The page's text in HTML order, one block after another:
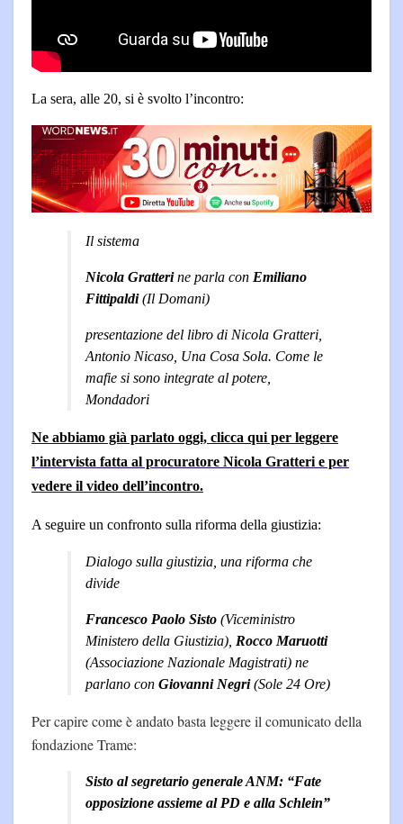
La sera, alle 20, si è svolto l’incontro:
Il sistema
Nicola Gratterine parla con Emiliano
Fittipaldi(Il Domani)
presentazione del libro di Nicola Gratteri,
Antonio Nicaso, Una Cosa Sola. Come le
mafie si sono integrate al potere,
Mondadori
Ne abbiamo già parlato oggi, clicca qui per leggere
l’intervista fatta al procuratore Nicola Gratteri e per
vedere il video dell’incontro.
A seguire un confronto sulla riforma della giustizia:
Dialogo sulla giustizia, una riforma che
divide
Francesco Paolo Sisto (Viceministro
Ministero della Giustizia), Rocco Maruotti
(Associazione Nazionale Magistrati) ne
parlano con Giovanni Negri(Sole 24 Ore)
Per capire come è andato basta leggere il comunicato della
fondazione Trame:
Sisto al segretario generale ANM: “Fate
opposizione assieme al PD e alla Schlein”